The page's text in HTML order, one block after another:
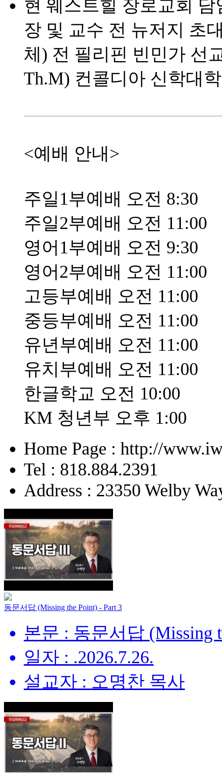
현 웨스트힐 장로교회
장 및 교수 전 뉴저지 초
체) 전 필리핀 빈민가 선
Th.M) 컨콜디아 신학대
<예배 안내>
주일1부예배 오전 8:30
주일2부예배 오전 11:00
영어1부예배 오전 9:30
영어2부예배 오전 11:00
고등부예배 오전 11:00
중등부예배 오전 11:00
유년부예배 오전 11:00
유치부예배 오전 11:00
한글학교 오전 10:00
KM 청년부 오후 1:00
Home Page : http://
Tel : 818.884.2391
Address : 23350 Welby
동문서답 (Missing the Point) - Part 3
본문 : 동문서답 (Missing
일자 : .2026.7.26.
설교자 : 오명찬 목사